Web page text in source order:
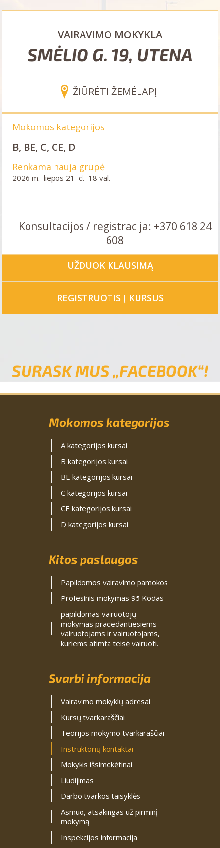
VAIRAVIMO MOKYKLA
SMĖLIO G. 19, UTENA
ŽIŪRĖTI ŽEMĖLAPĮ
Mokomos kategorijos
B, BE, C, CE, D
Renkama nauja grupė
2026 m. liepos 21 d. 18 val.
Konsultacijos / registracija: +370 618 24
608
UŽDUOK KLAUSIMĄ
REGISTRUOTIS Į KURSUS
SURASK MUS „FACEBOOK“!
Mokomos kategorijos
A kategorijos kursai
B kategorijos kursai
BE kategorijos kursai
C kategorijos kursai
CE kategorijos kursai
D kategorijos kursai
Kitos paslaugos
Papildomos vairavimo pamokos
Profesinis mokymas 95 Kodas
papildomas vairuotojų
mokymas pradedantiesiems
vairuotojams ir vairuotojams,
kuriems atimta teisė vairuoti.
Svarbi informacija
Vairavimo mokyklų adresai
Kursų tvarkaraščiai
Teorijos mokymo tvarkaraščiai
Instruktorių kontaktai
Mokykis išsimokėtinai
Liudijimas
Darbo tvarkos taisyklės
Asmuo, atsakingas už pirminį
mokymą
Inspekcijos informacija